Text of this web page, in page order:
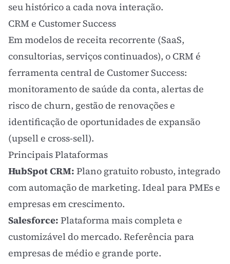
seu histórico a cada nova interação.
CRM e Customer Success
Em modelos de receita recorrente (SaaS,
consultorias, serviços continuados), o CRM é
ferramenta central de Customer Success:
monitoramento de saúde da conta, alertas de
risco de churn, gestão de renovações e
identificação de oportunidades de expansão
(upsell e cross-sell).
Principais Plataformas
HubSpot CRM: Plano gratuito robusto, integrado
com automação de marketing. Ideal para PMEs e
empresas em crescimento.
Salesforce: Plataforma mais completa e
customizável do mercado. Referência para
empresas de médio e grande porte.